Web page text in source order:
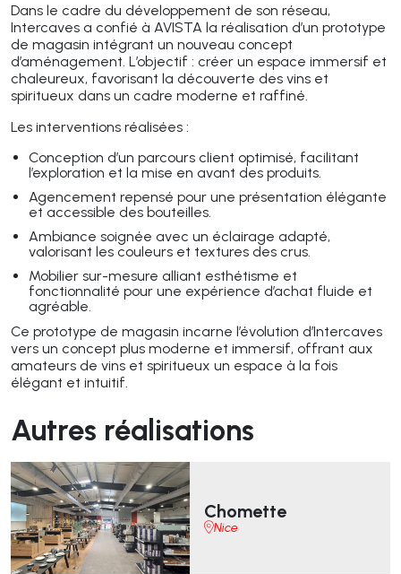
Dans le cadre du développement de son réseau,
Intercaves a confié à AVISTA la réalisation d’un prototype
de magasin intégrant un nouveau concept
d’aménagement. L’objectif : créer un espace immersif et
chaleureux, favorisant la découverte des vins et
spiritueux dans un cadre moderne et raffiné.
Les interventions réalisées :
Conception d’un parcours client optimisé, facilitant
l’exploration et la mise en avant des produits.
Agencement repensé pour une présentation élégante
et accessible des bouteilles.
Ambiance soignée avec un éclairage adapté,
valorisant les couleurs et textures des crus.
Mobilier sur-mesure alliant esthétisme et
fonctionnalité pour une expérience d’achat fluide et
agréable.
Ce prototype de magasin incarne l’évolution d’Intercaves
vers un concept plus moderne et immersif, offrant aux
amateurs de vins et spiritueux un espace à la fois
élégant et intuitif.
Autres réalisations
Chomette
Nice